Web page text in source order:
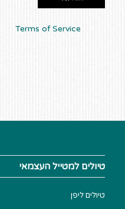
andTerms of Service
טיולים למטייל העצמאי
טיולים ליפן